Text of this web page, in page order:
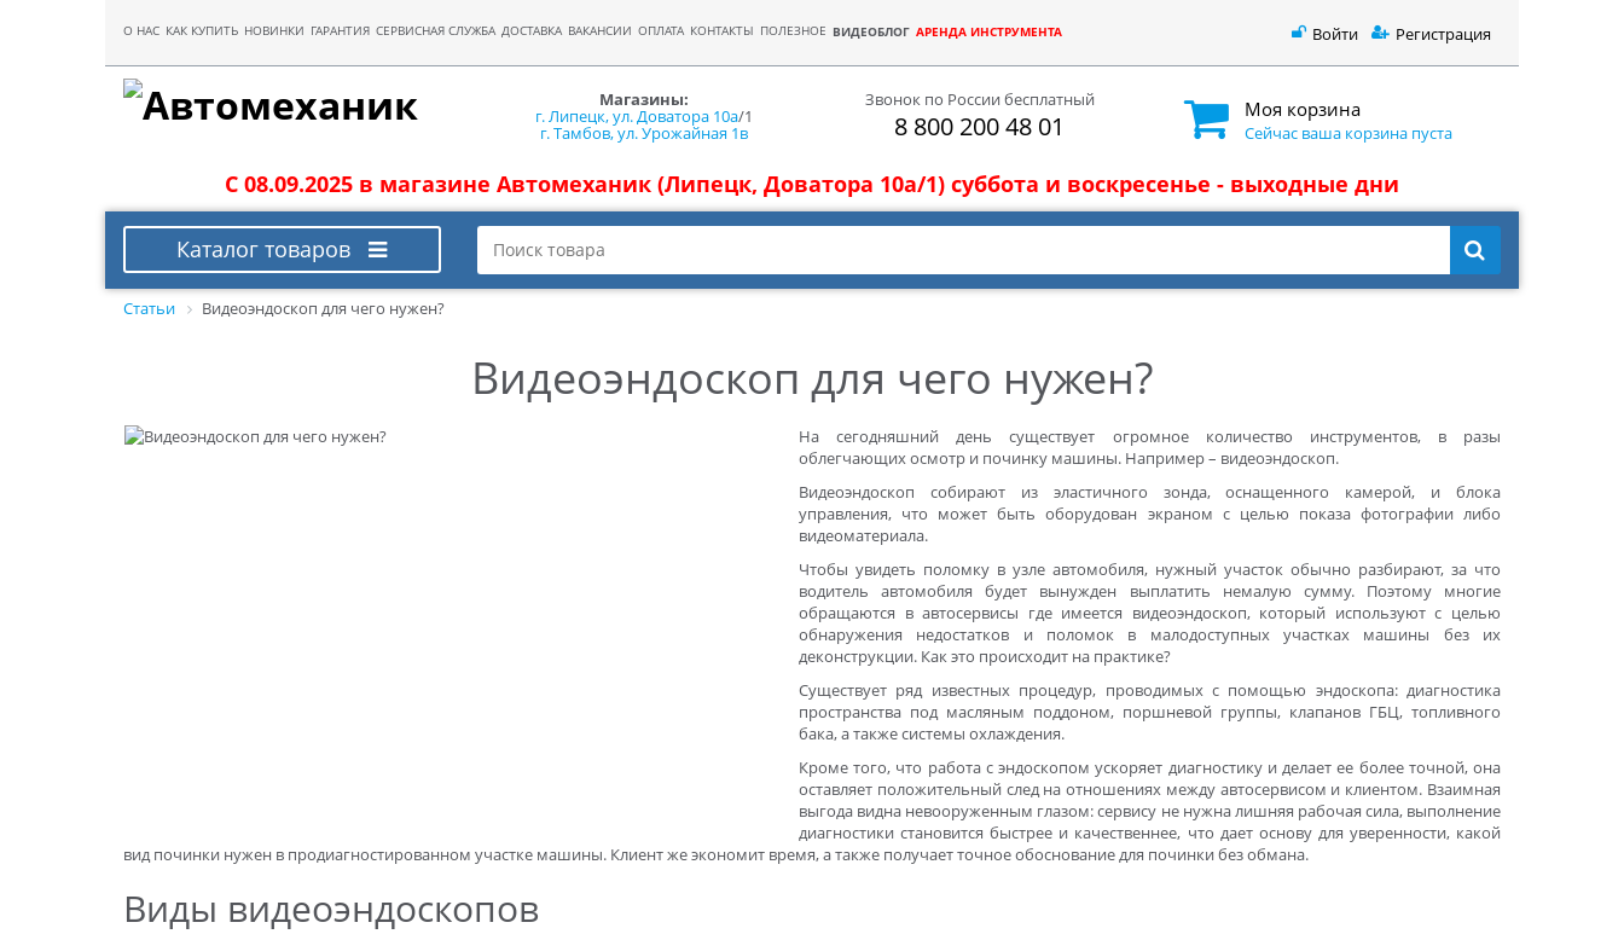
О НАС КАК КУПИТЬ НОВИНКИ ГАРАНТИЯ СЕРВИСНАЯ СЛУЖБА ДОСТАВКА ВАКАНСИИ ОПЛАТА КОНТАКТЫ ПОЛЕЗНОЕ ВИДЕОБЛОГ АРЕНДА ИНСТРУМЕНТА Войти Регистрация
Магазины:
г. Липецк, ул. Доватора 10а/1
г. Тамбов, ул. Урожайная 1в
Звонок по России бесплатный
8 800 200 48 01
Моя корзина
Сейчас ваша корзина пуста
С 08.09.2025 в магазине Автомеханик (Липецк, Доватора 10а/1) суббота и воскресенье - выходные дни
Каталог товаров
Статьи Видеоэндоскоп для чего нужен?
Видеоэндоскоп для чего нужен?
На сегодняшний день существует огромное количество инструментов, в разы
облегчающих осмотр и починку машины. Например – видеоэндоскоп.
Видеоэндоскоп собирают из эластичного зонда, оснащенного камерой, и блока
управления, что может быть оборудован экраном с целью показа фотографии либо
видеоматериала.
Чтобы увидеть поломку в узле автомобиля, нужный участок обычно разбирают, за что
водитель автомобиля будет вынужден выплатить немалую сумму. Поэтому многие
обращаются в автосервисы где имеется видеоэндоскоп, который используют с целью
обнаружения недостатков и поломок в малодоступных участках машины без их
деконструкции. Как это происходит на практике?
Существует ряд известных процедур, проводимых с помощью эндоскопа: диагностика
пространства под масляным поддоном, поршневой группы, клапанов ГБЦ, топливного
бака, а также системы охлаждения.
Кроме того, что работа с эндоскопом ускоряет диагностику и делает ее более точной, она
оставляет положительный след на отношениях между автосервисом и клиентом. Взаимная
выгода видна невооруженным глазом: сервису не нужна лишняя рабочая сила, выполнение
диагностики становится быстрее и качественнее, что дает основу для уверенности, какой
вид починки нужен в продиагностированном участке машины. Клиент же экономит время, а также получает точное обоснование для починки без обмана.
Виды видеоэндоскопов